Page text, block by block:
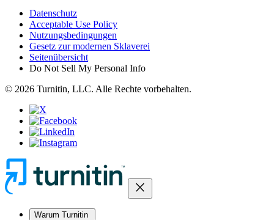
Datenschutz
Acceptable Use Policy
Nutzungsbedingungen
Gesetz zur modernen Sklaverei
Seitenübersicht
Do Not Sell My Personal Info
© 2026 Turnitin, LLC. Alle Rechte vorbehalten.
close
Warum Turnitin